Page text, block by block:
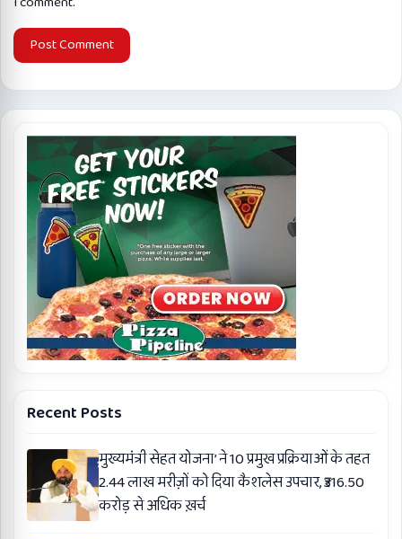
Recent Posts
मुख्यमंत्री सेहत योजना’ ने 10 प्रमुख प्रक्रियाओं के तहत
2.44 लाख मरीज़ों को दिया कैशलेस उपचार, ₹316.50
करोड़ से अधिक ख़र्च